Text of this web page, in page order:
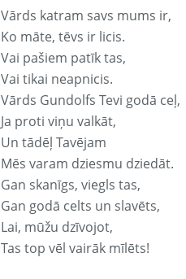
Vārds katram savs mums ir,
Ko māte, tēvs ir licis.
Vai pašiem patīk tas,
Vai tikai neapnicis.
Vārds Gundolfs Tevi godā ceļ,
Ja proti viņu valkāt,
Un tādēļ Tavējam
Mēs varam dziesmu dziedāt.
Gan skanīgs, viegls tas,
Gan godā celts un slavēts,
Lai, mūžu dzīvojot,
Tas top vēl vairāk mīlēts!